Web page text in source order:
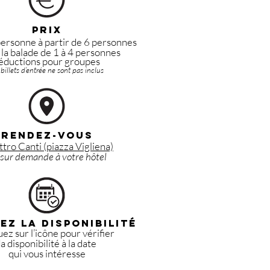
PRIX
à partir de 6 personnes
balade de 1 à 4 personnes
pour groupes
d’entrée ne sont pas inclus
Rendez-vous
Canti (piazza Vigliena)
demande à votre hôtel
la disponibilité
sur l’icône pour vérifier
disponibilité à la date
qui vous intéresse